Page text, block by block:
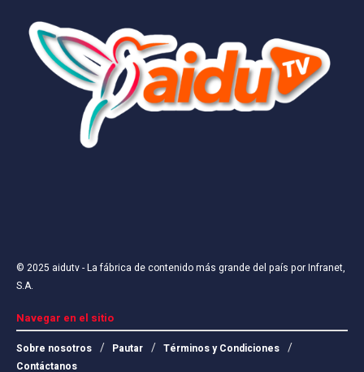
© 2025 aidutv- La fábrica de contenido más grande del país porInfranet,
S.A.
Navegar en el sitio
Sobre nosotros Pautar
Términos y Condiciones
Contáctanos